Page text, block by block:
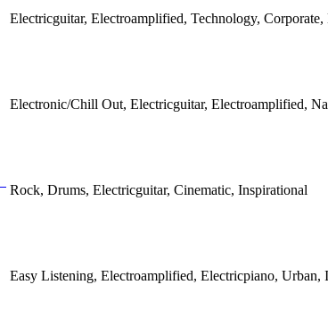
Electricguitar, Electroamplified, Technology,
Electronic/Chill Out, Electricguitar, Electroamplified,
Rock, Drums, Electricguitar, Cinematic, Inspirational
Easy Listening, Electroamplified, Electricpiano, Urban,